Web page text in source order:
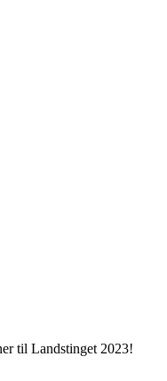
til Landstinget 2023!